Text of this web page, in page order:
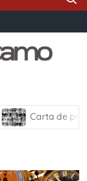
Carta de